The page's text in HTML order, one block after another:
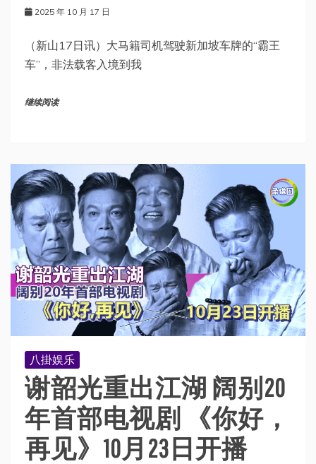
2025 年 10 月 17 日
（新山17日讯）大马籍司机驾驶新加坡车牌的“霸王
车”，非法载客入境到我
继续阅读
八掛娱乐
谢韶光重出江湖 阔别20
年首部电视剧 《你好，
再见》10月23日开播